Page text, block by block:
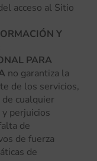
acceso al Sitio
Y
PARA
no garantiza la
de los servicios,
cualquier
perjuicios
de
de fuerza
de